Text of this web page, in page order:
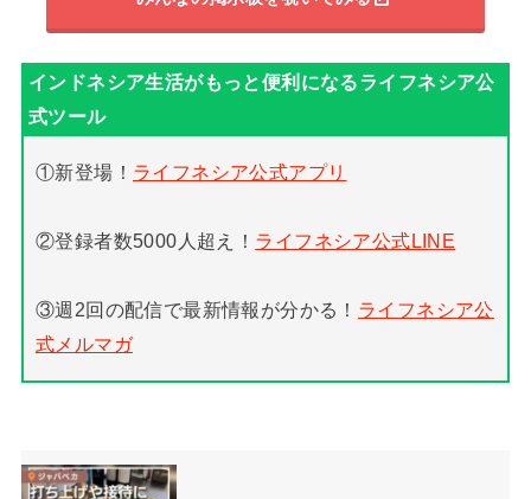
①新登場！ ライフネシア公式アプリ
②登録者数5000人超え！ ライフネシア公式LINE
③週2回の配信で最新情報が分かる！ ライフネシア公
式メルマガ